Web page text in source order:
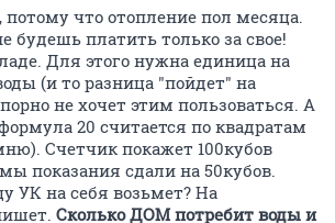
что отопление пол месяца.
будешь платить только за свое!
Для этого нужна единица на
(и то разница "пойдет" на
не хочет этим пользоваться. А
20 считается по квадратам
Счетчик покажет 100кубов
показания сдали на 50кубов.
УК на себя возьмет? На
Сколько ДОМ потребит воды и